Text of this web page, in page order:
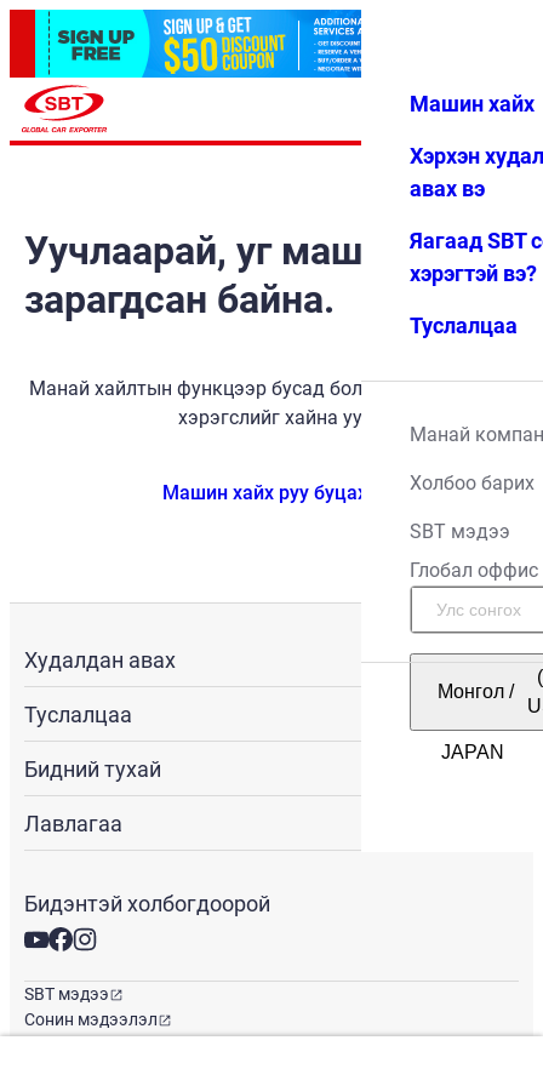
Дуртай Цэс
Машин хайх
Хэрхэн
авах вэ
Яагаад SBT
хэрэгтэй вэ?
Туслалцаа
Манай
Холбоо барих
SBT мэдээ
Глобал оффис
Монгол /
Уучлаарай, уг машин
зарагдсан байна.
Манай хайлтын функцээр бусад боломжит тээврийн
хэрэгслийг хайна уу.
Машин хайх руу буцах
Худалдан авах
Туслалцаа
Бидний тухай
Лавлагаа
Бидэнтэй холбогдоорой
SBT мэдээ
Сонин мэдээлэл